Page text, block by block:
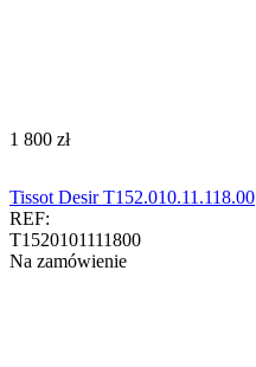
‍1 800‍ zł
Tissot Desir T152.010.11.118.00
REF:
T1520101111800
Na zamówienie